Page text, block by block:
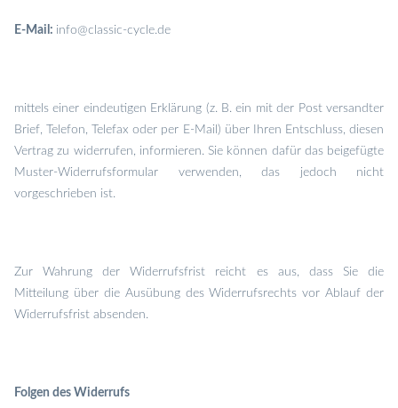
E-Mail: info@classic-cycle.de
mittels einer eindeutigen Erklärung (z. B. ein mit der Post versandter
Brief, Telefon, Telefax oder per E-Mail) über Ihren Entschluss, diesen
Vertrag zu widerrufen, informieren. Sie können dafür das beigefügte
Muster-Widerrufsformular verwenden, das jedoch nicht
vorgeschrieben ist.
Zur Wahrung der Widerrufsfrist reicht es aus, dass Sie die
Mitteilung über die Ausübung des Widerrufsrechts vor Ablauf der
Widerrufsfrist absenden.
Folgen des Widerrufs